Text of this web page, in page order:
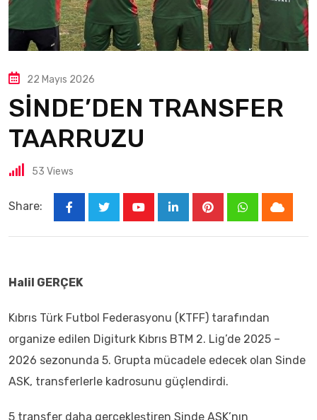
22 Mayıs 2026
SİNDE’DEN TRANSFER
TAARRUZU
53 Views
Share:
Halil GERÇEK
Kıbrıs Türk Futbol Federasyonu (KTFF) tarafından
organize edilen Digiturk Kıbrıs BTM 2. Lig’de 2025 –
2026 sezonunda 5. Grupta mücadele edecek olan Sinde
ASK, transferlerle kadrosunu güçlendirdi.
5 transfer daha gerçekleştiren Sinde ASK’nın